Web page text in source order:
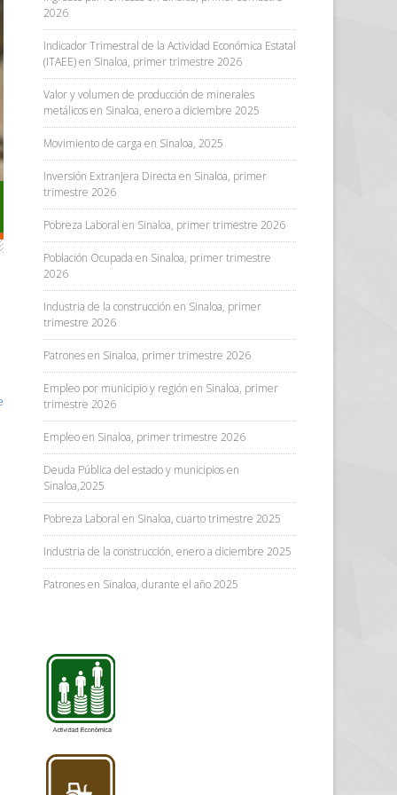
2026
Indicador Trimestral de la Actividad Económica Estatal
(ITAEE) en Sinaloa, primer trimestre 2026
Valor y volumen de producción de minerales
metálicos en Sinaloa, enero a diciembre 2025
Movimiento de carga en Sinaloa, 2025
Inversión Extranjera Directa en Sinaloa, primer
trimestre 2026
Pobreza Laboral en Sinaloa, primer trimestre 2026
Población Ocupada en Sinaloa, primer trimestre
2026
Industria de la construcción en Sinaloa, primer
trimestre 2026
Patrones en Sinaloa, primer trimestre 2026
Empleo por municipio y región en Sinaloa, primer
trimestre 2026
Empleo en Sinaloa, primer trimestre 2026
Deuda Pública del estado y municipios en
Sinaloa,2025
Pobreza Laboral en Sinaloa, cuarto trimestre 2025
Industria de la construcción, enero a diciembre 2025
Patrones en Sinaloa, durante el año 2025